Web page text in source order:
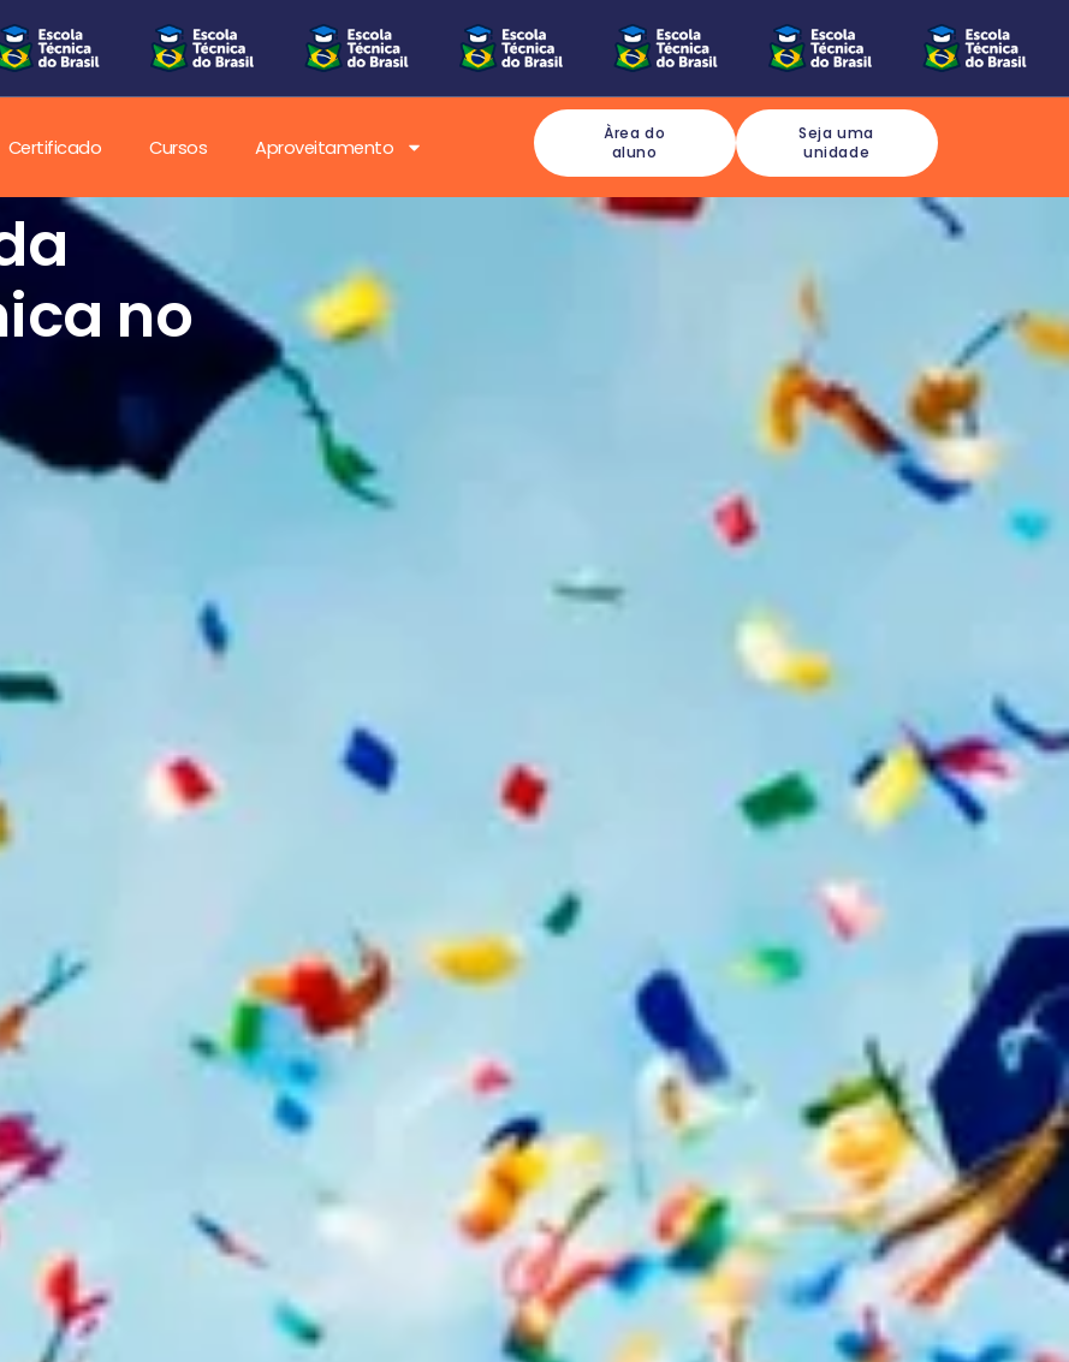
Certificado Cursos Aproveitamento
Àrea do
aluno
Seja uma
unidade
no